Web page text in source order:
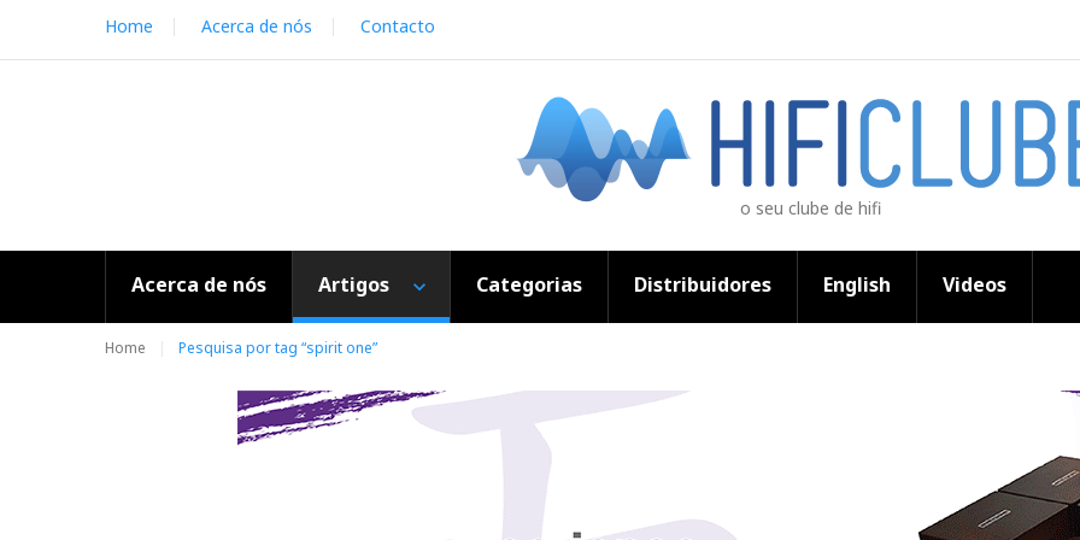
i
Home Acerca de nós Contacto
o seu clube de hifi
Acerca de nós Artigos Categorias Distribuidores English Videos
Home Pesquisa por tag “spirit one”